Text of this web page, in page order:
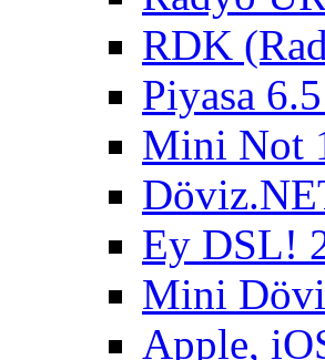
RDK
Piyasa
Mini Not
Ey DSL!
Mini
Apple,